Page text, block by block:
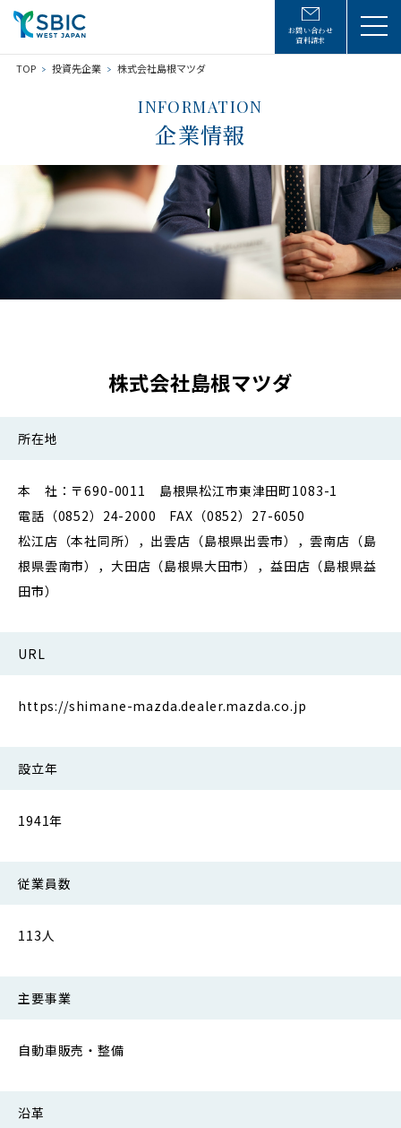
お問い合わせ
資料請求
TOP 投資先企業 株式会社島根マツダ
INFORMATION
企業情報
株式会社島根マツダ
所在地
本 社：〒690-0011 島根県松江市東津田町1083-1
電話（0852）24-2000 FAX（0852）27-6050
松江店（本社同所），出雲店（島根県出雲市），雲南店（島
根県雲南市），大田店（島根県大田市），益田店（島根県益
田市）
URL
https://shimane-mazda.dealer.mazda.co.jp
設立年
1941年
従業員数
113人
主要事業
自動車販売・整備
沿革